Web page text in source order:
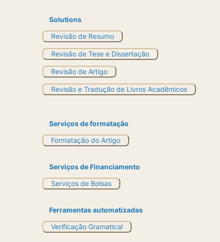
Solutions
Revisão de Resumo
Revisão de Tese e Dissertação
Revisão de Artigo
Revisão e Tradução de Livros Acadêmicos
Serviços de formatação
Formatação do Artigo
Serviços de Financiamento
Serviços de Bolsas
Ferramentas automatizadas
Verificação Gramatical